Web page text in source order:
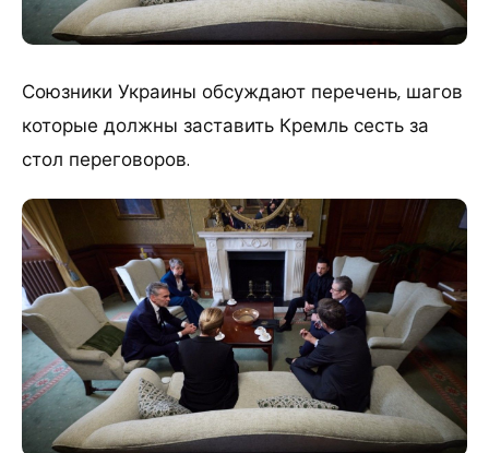
Союзники Украины обсуждают перечень, шагов
которые должны заставить Кремль сесть за
стол переговоров.